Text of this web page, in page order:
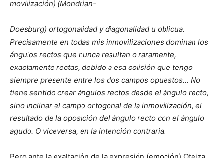
movilización) (Mondrian-
Doesburg) ortogonalidad y diagonalidad u oblicua.
Precisamente en todas mis inmovilizaciones dominan los
ángulos rectos que nunca resultan o raramente,
exactamente rectas, debido a esa colisión que tengo
siempre presente entre los dos campos opuestos… No
tiene sentido crear ángulos rectos desde el ángulo recto,
sino inclinar el campo ortogonal de la inmovilización, el
resultado de la oposición del ángulo recto con el ángulo
agudo. O viceversa, en la intención contraria.